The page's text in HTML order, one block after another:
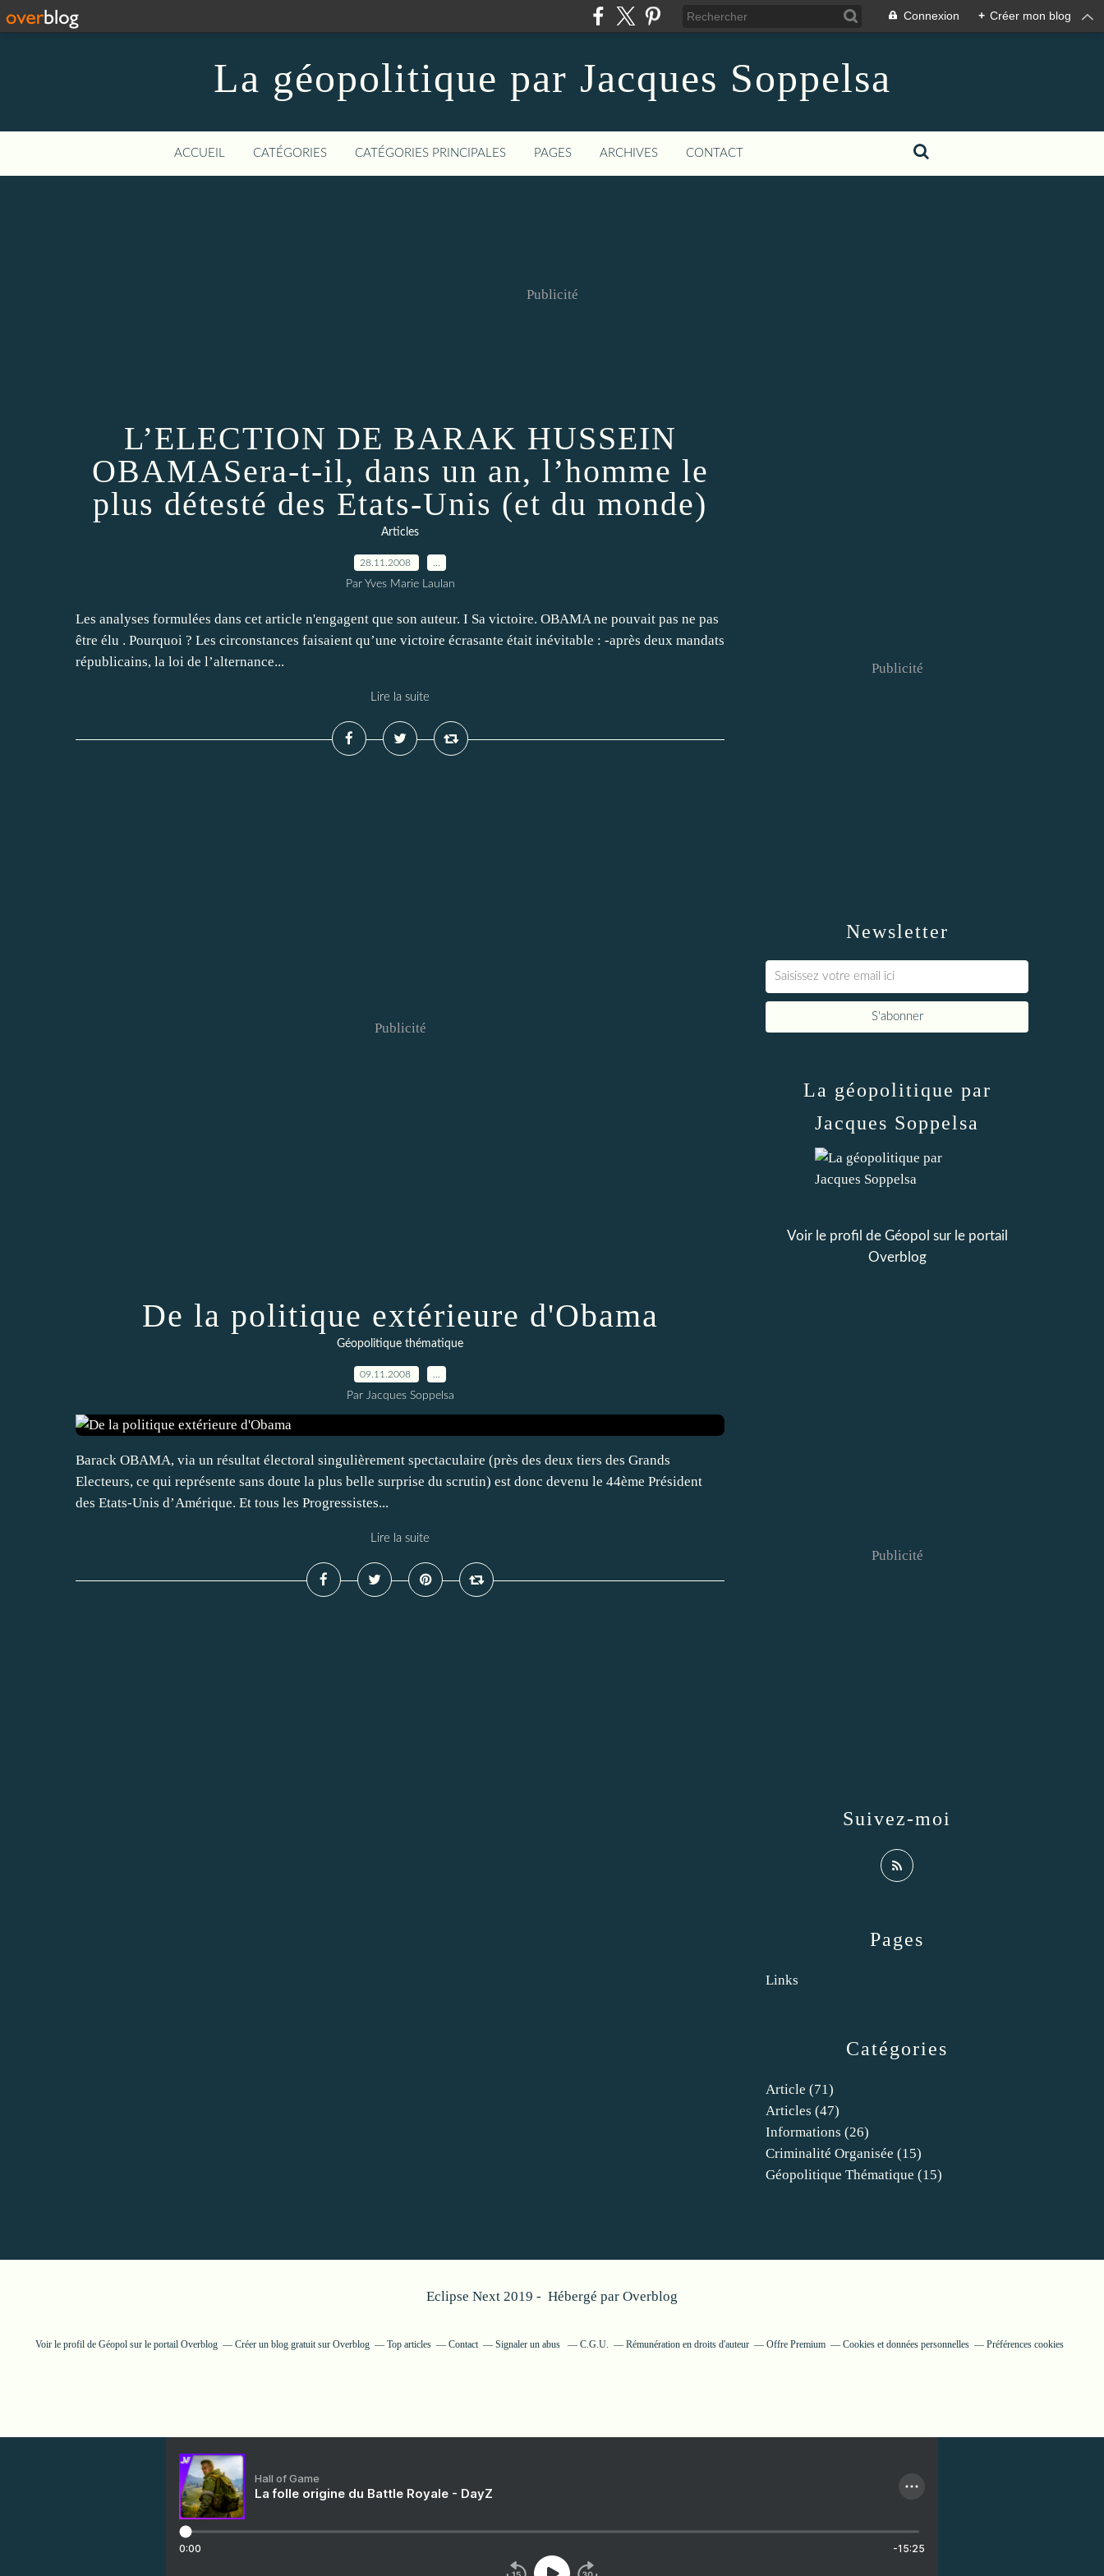
Connexion + Créer mon blog
La géopolitique par Jacques Soppelsa
ACCUEIL CATÉGORIES CATÉGORIES PRINCIPALES PAGES ARCHIVES CONTACT
Publicité
L’ELECTION DE BARAK HUSSEIN
OBAMASera-t-il, dans un an, l’homme le
plus détesté des Etats-Unis (et du monde)
Articles
28.11.2008
Par Yves Marie Laulan
Les analyses formulées dans cet article n'engagent que son auteur. I Sa victoire. OBAMA ne pouvait pas ne pas
être élu . Pourquoi ? Les circonstances faisaient qu’une victoire écrasante était inévitable : -après deux mandats
républicains, la loi de l’alternance...
Lire la suite
Publicité
De la politique extérieure d'Obama
Géopolitique thématique
09.11.2008
Par Jacques Soppelsa
Barack OBAMA, via un résultat électoral singulièrement spectaculaire (près des deux tiers des Grands
Electeurs, ce qui représente sans doute la plus belle surprise du scrutin) est donc devenu le 44ème Président
des Etats-Unis d’Amérique. Et tous les Progressistes...
Lire la suite
Newsletter
Publicité
Catégories
Article (71)
Articles (47)
Informations (26)
Criminalité Organisée (15)
Géopolitique Thématique (15)
Pages
Links
La géopolitique par
Jacques Soppelsa
Voir le profil de Géopol sur le portail
Overblog
Suivez-moi
Publicité
Eclipse Next 2019 - Hébergé par Overblog
Voir le profil de Géopol sur le portail Overblog Créer un blog gratuit sur Overblog Top articles Contact Signaler un abus C.G.U. Rémunération en droits d'auteur Offre Premium Cookies et données personnelles Préférences cookies
Hall of Game
La folle origine du Battle Royale - DayZ
0:00 -15:25